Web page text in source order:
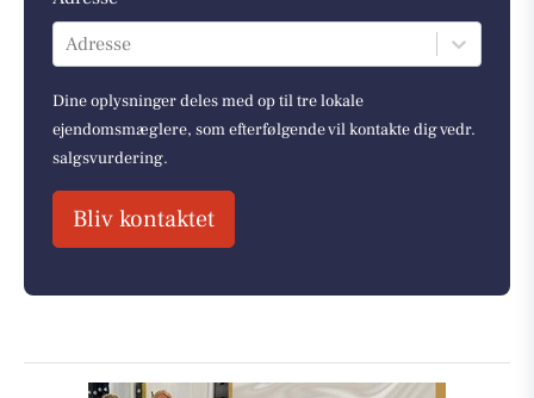
Adresse
Dine oplysninger deles med op til tre lokale
ejendomsmæglere, som efterfølgende vil kontakte dig vedr.
salgsvurdering.
Bliv kontaktet